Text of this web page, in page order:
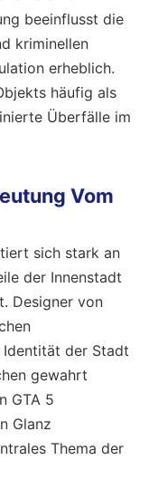
beeinflusst die
kriminellen
erheblich.
häufig als
Überfälle im
Vom
sich stark an
der Innenstadt
Designer von
Identität der Stadt
gewahrt
GTA 5
Glanz
Thema der